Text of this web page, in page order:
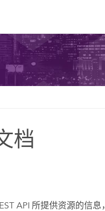
档
API 所提供资源的信息